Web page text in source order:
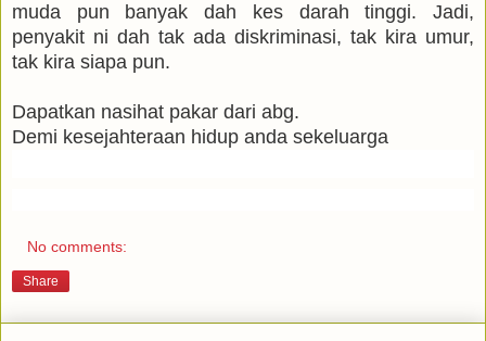
muda pun banyak dah kes darah tinggi. Jadi,
penyakit ni dah tak ada diskriminasi, tak kira umur,
tak kira siapa pun.
Dapatkan nasihat pakar dari abg.
Demi kesejahteraan hidup anda sekeluarga
No comments:
Share